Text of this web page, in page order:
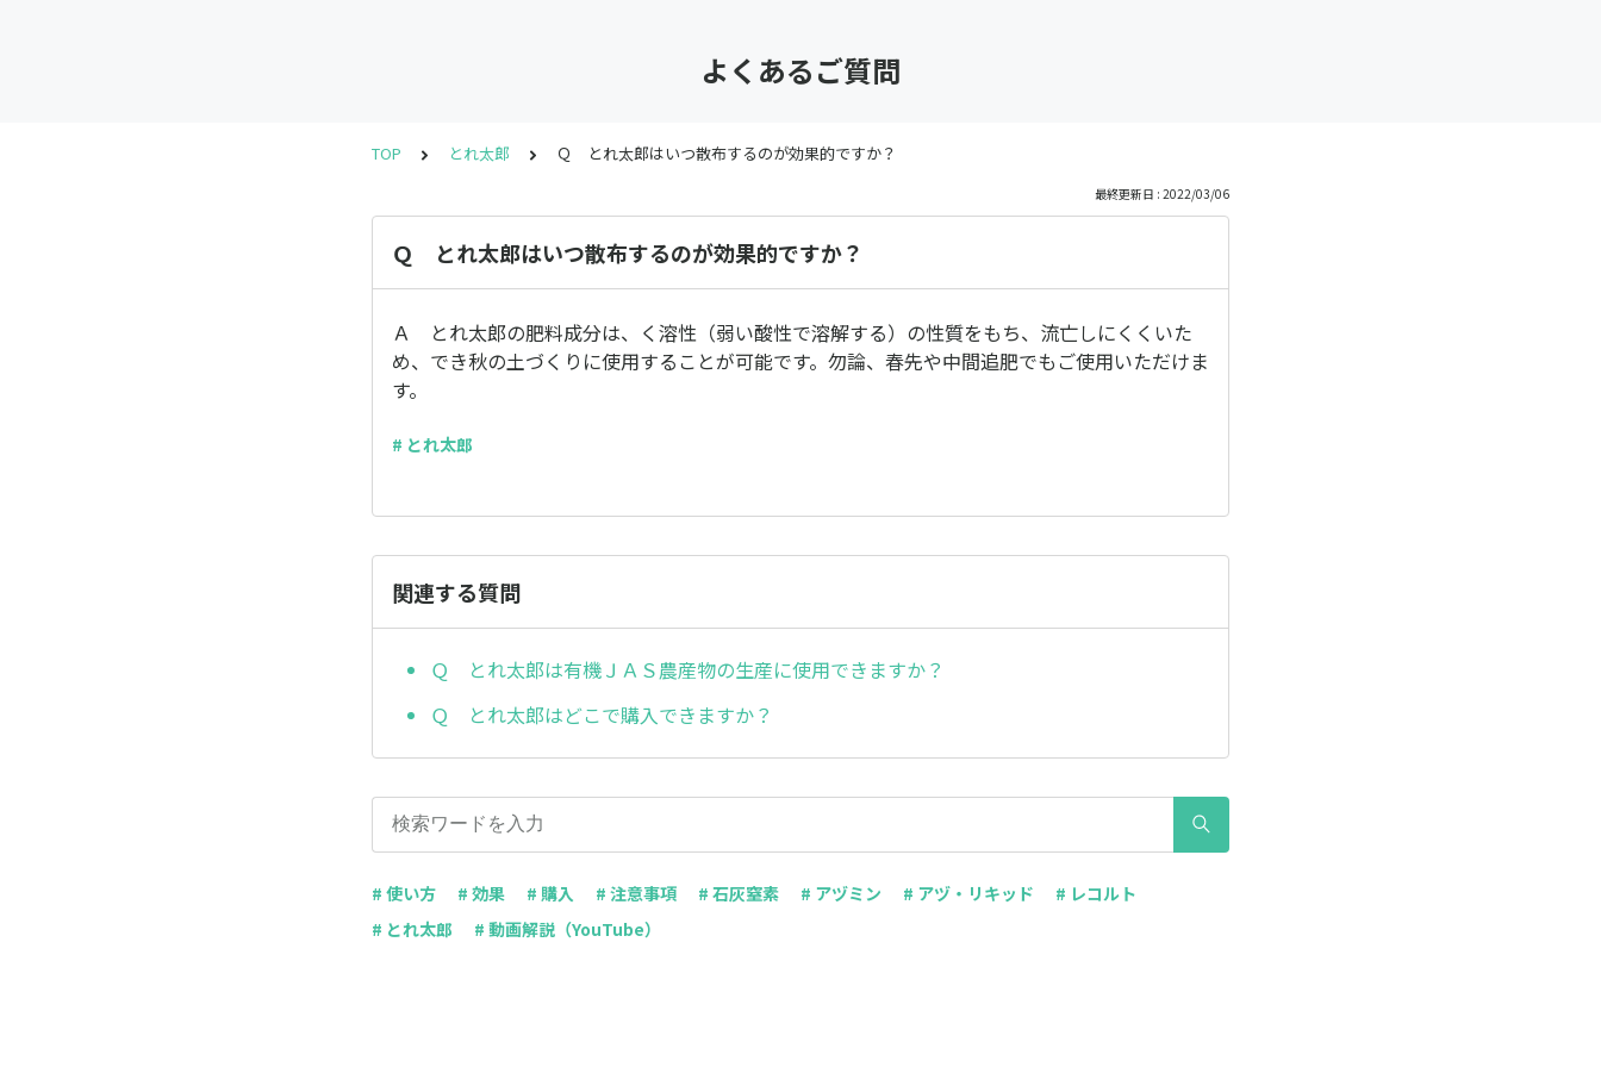
よくあるご質問
TOP とれ太郎 Ｑ とれ太郎はいつ散布するのが効果的ですか？
最終更新日 : 2022/03/06
Ｑ とれ太郎はいつ散布するのが効果的ですか？
Ａ とれ太郎の肥料成分は、く溶性（弱い酸性で溶解する）の性質をもち、流亡しにくくいた
め、でき秋の土づくりに使用することが可能です。勿論、春先や中間追肥でもご使用いただけま
す。
# とれ太郎
関連する質問
Ｑ とれ太郎は有機ＪＡＳ農産物の生産に使用できますか？
Ｑ とれ太郎はどこで購入できますか？
# 使い方 # 効果 # 購入 # 注意事項 # 石灰窒素 # アヅミン # アヅ・リキッド
# レコルト
# とれ太郎
# 動画解説（YouTube）